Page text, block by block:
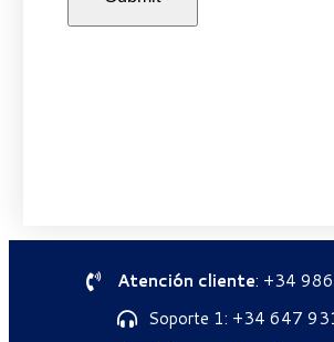
Atención cliente: +34
Soporte 1: +34 647